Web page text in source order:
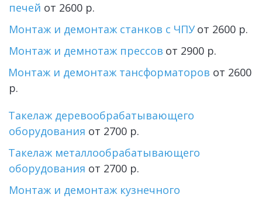
печей от 2600 р.
Монтаж и демонтаж станков с ЧПУ от 2600 р.
Монтаж и демнотаж прессов от 2900 р.
Монтаж и демонтаж тансформаторов от 2600
р.
Такелаж деревообрабатывающего
оборудования от 2700 р.
Такелаж металлообрабатывающего
оборудования от 2700 р.
Монтаж и демонтаж кузнечного